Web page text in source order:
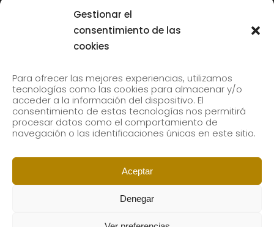
Gestionar el
consentimiento de las
cookies
Para ofrecer las mejores experiencias, utilizamos
tecnologías como las cookies para almacenar y/o
acceder a la información del dispositivo. El
consentimiento de estas tecnologías nos permitirá
procesar datos como el comportamiento de
navegación o las identificaciones únicas en este sitio.
Aceptar
Denegar
Tolliver en el 61 Jazzaldia
Subscribe to our newsletter to receive our news by
email.